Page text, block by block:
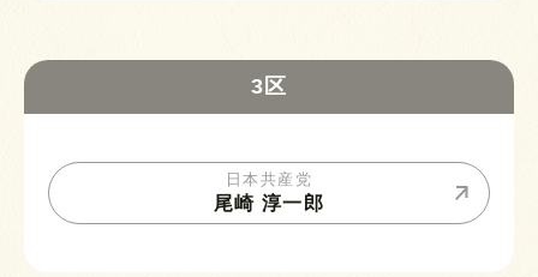
3区
日本共産党
尾崎 淳一郎